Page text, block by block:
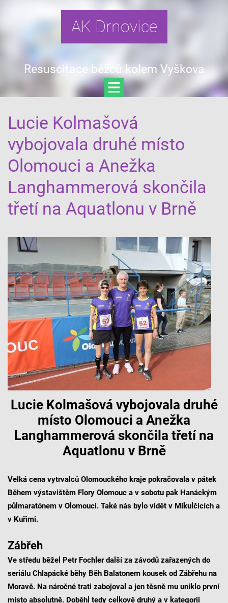
AK Drnovice
Resuscitace běžců kolem Vyškova
Lucie Kolmašová
vybojovala druhé místo
Olomouci a Anežka
Langhammerová skončila
třetí na Aquatlonu v Brně
Lucie Kolmašová vybojovala druhé
místo Olomouci a Anežka
Langhammerová skončila třetí na
Aquatlonu v Brně
Velká cena vytrvalců Olomouckého kraje pokračovala v pátek
Během výstavištěm Flory Olomouc a v sobotu pak Hanáckým
půlmaratónem v Olomouci. Také nás bylo vidět v Mikulčicích a
v Kuřimi.
Zábřeh
Ve středu běžel Petr Fochler další za závodů zařazených do
seriálu Chlapácké běhy Běh Balatonem kousek od Zábřehu na
Moravě. Na náročné trati zabojoval a jen těsně mu uniklo první
místo absolutně. Doběhl tedy celkově druhý a v kategorii